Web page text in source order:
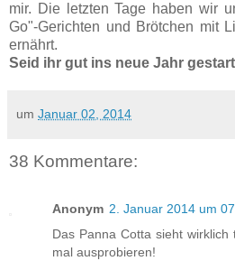
mir. Die letzten Tage haben wir
Go"-Gerichten und Brötchen mit
ernährt.
Seid ihr gut ins neue Jahr
um Januar 02, 2014
38 Kommentare:
Anonym 2. Januar 2014 um
Das Panna Cotta sieht
mal ausprobieren!